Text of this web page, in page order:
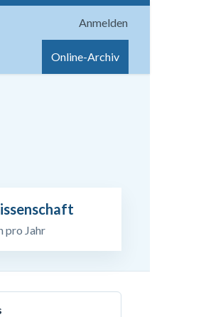
Anmelden
Online-Archiv
pro Jahr